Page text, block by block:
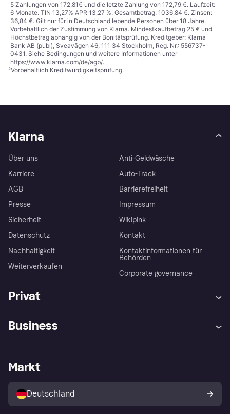
5 Zahlungen von 172,81€ und die letzte Zahlung von 172,79 €. Laufzeit:
6 Monate. TIN 13,27% APR 13,27 %. Gesamtbetrag: 1036,84 €. Zinsen:
36,84 €. Gilt nur für in Deutschland lebende Personen über 18 Jahre.
Vorbehaltlich der Zustimmung von Klarna. Mindestkaufbetrag 25 € und
Höchstbetrag abhängig von der Bonitätsprüfung. Kreditgeber: Klarna
Bank AB (publ), Sveavägen 46, 111 34 Stockholm, Reg. Nr.: 556737-
0431. Siehe Bedingungen und weitere Informationen unter
https://www.klarna.com/de/agb/.
²Vorbehaltlich Kreditwürdigkeitsprüfung.
Klarna
Über uns
Karriere
AGB
Presse
Sicherheit
Datenschutz
Nachhaltigkeit
Weiterverkaufen
Anti-Geldwäsche
Auto-Track
Barrierefreiheit
Impressum
Wikipink
Kontakt
Kontaktinformationen für
Behörden
Corporate governance
Privat
Klarna App
Shops entdecken
Käuferschutzrichtlinie
Dein Widerrufsrecht
Business
Händlerportal
Markt
Deutschland